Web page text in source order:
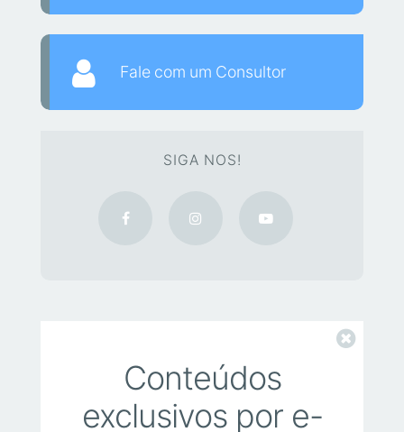
Fale com um Consultor
SIGA NOS!
Conteúdos
exclusivos por e-